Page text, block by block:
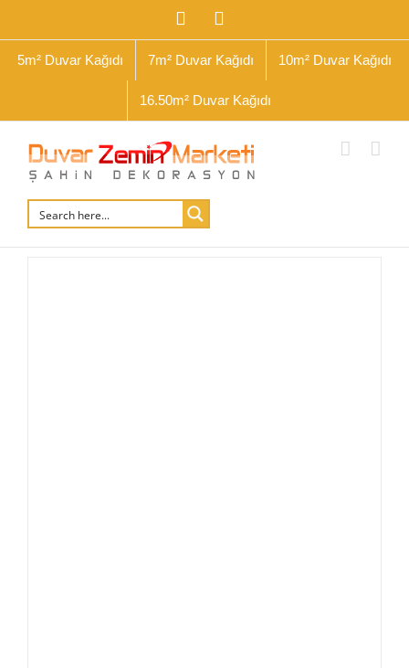
Facebook
5m² Duvar Kağıdı 7m² Duvar Kağıdı 10m² Duvar Kağıdı
16.50m² Duvar Kağıdı